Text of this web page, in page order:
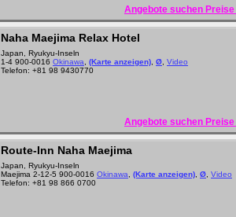
Angebote suchen
Naha Maejima Relax Hotel
Japan, Ryukyu-Inseln
1-4 900-0016 Okinawa (Karte anzeigen) Ø Video
Telefon: +81 98 9430770
Angebote suchen
Route-Inn Naha Maejima
Japan, Ryukyu-Inseln
Maejima 2-12-5 900-0016 Okinawa (Karte anzeigen) Ø Video
Telefon: +81 98 866 0700